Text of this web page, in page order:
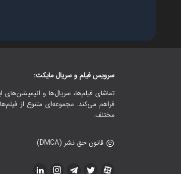
سرویس فیلم و سریال مایکت:
تماشای فیلم‌ها، سریال‌ها و
فراهم می‌کند. مجموعه‌ای متنوع از
مختلف.
قانون حق نشر (DMCA)